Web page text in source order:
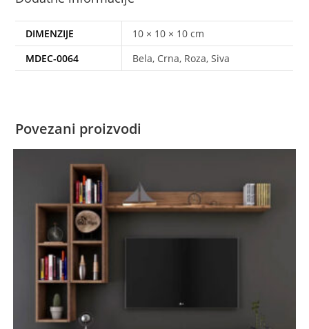
DIMENZIJE
10 × 10 × 10 cm
MDEC-0064
Bela, Crna, Roza, Siva
Povezani proizvodi